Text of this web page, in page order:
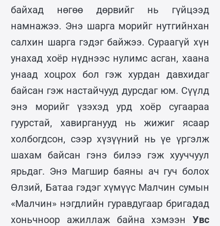
байхад нөгөө дөрвийг нь гүйцээд
намнажээ. Энэ шарга морийг нутгийнхан
салхин шарга гэдэг байжээ. Сураагүй хүн
унахад хоёр нүднээс нулимс асган, хаана
унаад хоцрох бол гэж хурдан давхидаг
байсан гэж настайчууд дурсдаг юм. Сүүлд
энэ морийг үзэхэд урд хоёр сугаараа
гуурстай, хавирганууд нь жижиг ясаар
холбогдсон, сээр хүзүүний нь үе үргэлж
шахам байсан гэнэ билээ гэж хууччуул
ярьдаг. Энэ Магшир баяны ач гуч болох
Өлзий, Батаа гэдэг хүмүүс Малчин сумын
«Малчин» нэгдлийн гуравдугаар бригадад
хоньчноор ажиллаж байна хэмээн Увс